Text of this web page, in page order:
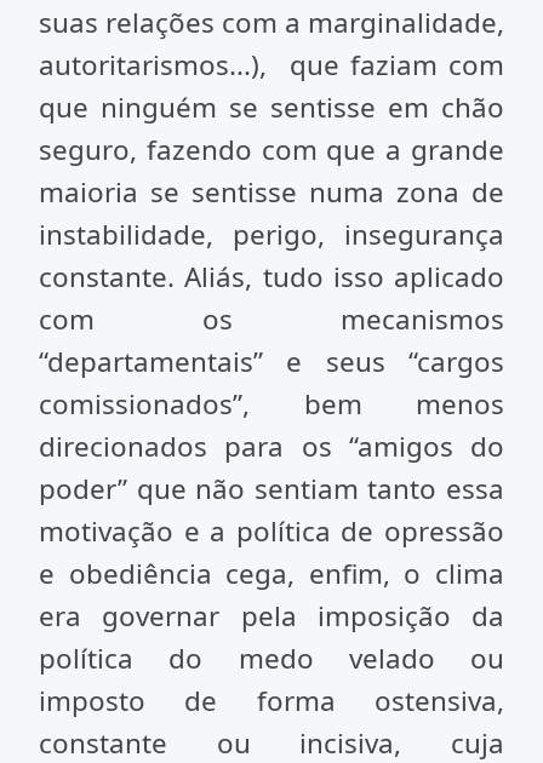
suas relações com a marginalidade,
autoritarismos...), que faziam com
que ninguém se sentisse em chão
seguro, fazendo com que a grande
maioria se sentisse numa zona de
instabilidade, perigo, insegurança
constante. Aliás, tudo isso aplicado
com os mecanismos
“departamentais” e seus “cargos
comissionados”, bem menos
direcionados para os “amigos do
poder” que não sentiam tanto essa
motivação e a política de opressão
e obediência cega, enfim, o clima
era governar pela imposição da
política do medo velado ou
imposto de forma ostensiva,
constante ou incisiva, cuja